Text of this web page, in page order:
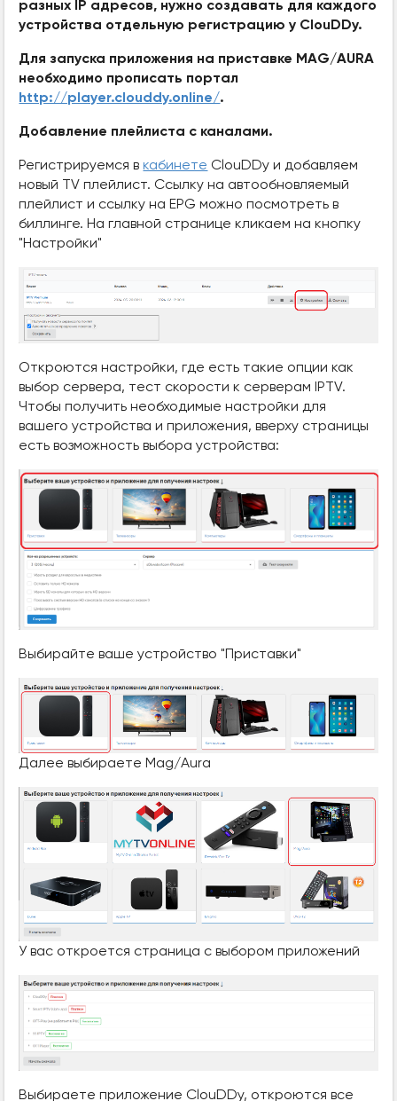
разных IP адресов, нужно создавать для каждого
устройства отдельную регистрацию у ClouDDy.
Для запуска приложения на приставке MAG/AURA
необходимо прописать портал
http://player.clouddy.online/.
Добавление плейлиста с каналами.
Регистрируемся вкабинете ClouDDy и добавляем
новый TV плейлист. Ссылку на автообновляемый
плейлист и ссылку на EPG можно посмотреть в
биллинге. На главной странице кликаем на кнопку
"Настройки"
Откроются настройки, где есть такие опции как
выбор сервера, тест скорости к серверам IPTV.
Чтобы получить необходимые настройки для
вашего устройства и приложения, вверху страницы
есть возможность выбора устройства:
Выбирайте ваше устройство "Приставки"
Далее выбираете Mag/Aura
У вас откроется страница с выбором приложений
Выбираете приложение ClouDDy, откроются все